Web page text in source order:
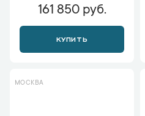
161 850 руб.
КУПИТЬ
МОСКВА